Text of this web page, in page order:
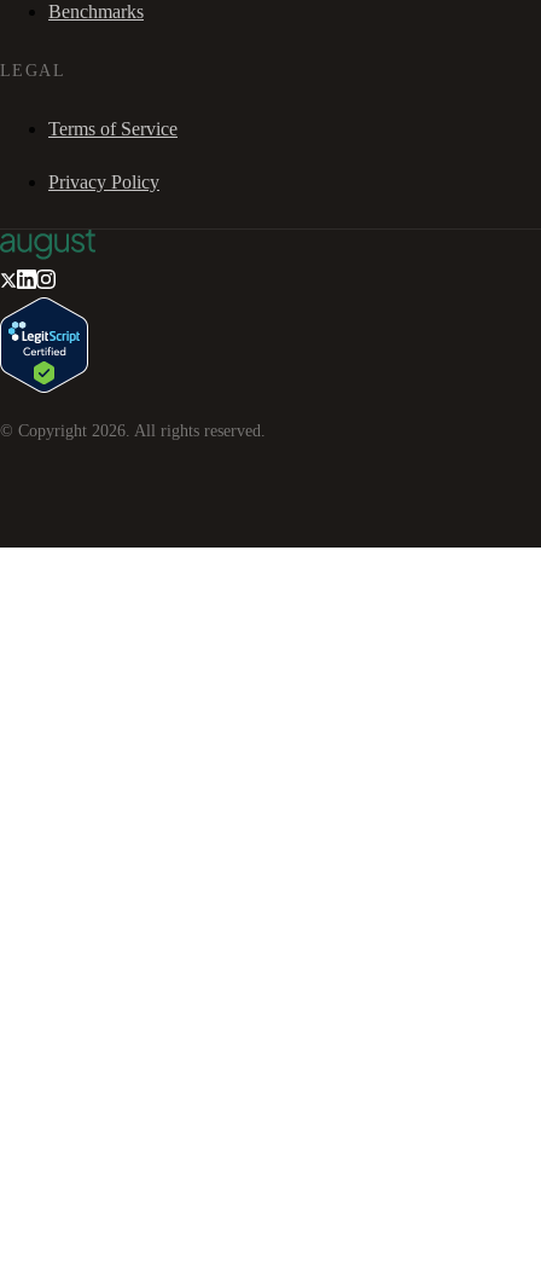
Benchmarks
LEGAL
Terms of Service
Privacy Policy
© Copyright 2026. All rights reserved.